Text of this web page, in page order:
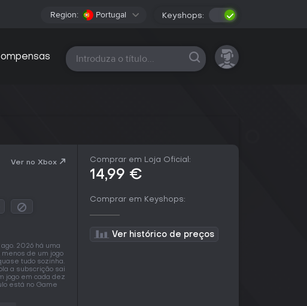
Region: Portugal Keyshops:
Todas as plataformas
Ver no Xbox
2026 há uma
menos de um jogo
tudo sozinha.
a subscrição sai
jogo em cada dez
está no Game
Comprar em Loja Oficial:
14,99 €
Comprar em Keyshops:
Ver histórico de preços